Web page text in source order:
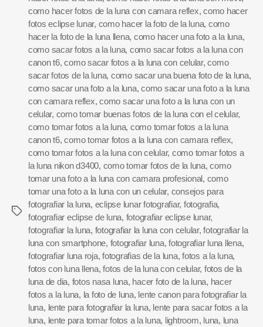
como hacer fotos de la luna con camara reflex,como hacer
fotos eclipse lunar, como hacer la foto de la luna, como
hacer la foto de la luna llena, como hacer una foto a la luna,
como sacar fotos a la luna, como sacar fotos a la luna con
canon t6,como sacar fotos a la luna con celular,como
sacar fotos de la luna, como sacar una buena foto de la luna,
como sacar una foto a la luna,como sacar una foto a la luna
con camara reflex,como sacar una foto a la luna con un
celular, como tomar buenas fotos de la luna con el celular,
como tomar fotos a la luna, como tomar fotos a la luna
canon t6,como tomar fotos a la luna con camara reflex,
como tomar fotos a la luna con celular, como tomar fotos a
la luna nikon d3400, como tomar fotos de la luna,como
tomar una foto a la luna con camara profesional, como
tomar una foto a la luna con un celular, consejos para
fotografiar la luna, eclipse lunar fotografiar, fotografia,
fotografiar eclipse de luna, fotografiar eclipse lunar,
fotografiar la luna, fotografiar la luna con celular,fotografiar la
luna con smartphone, fotografiar luna,fotografiar luna llena,
fotografiar luna roja,fotografias de la luna,fotos a la luna,
fotos con luna llena,fotos de la luna con celular, fotos de la
luna de dia, fotos nasa luna, hacer foto de la luna, hacer
fotos a la luna, la foto de luna, lente canon para fotografiar la
luna, lente para fotografiar la luna, lente para sacar fotos a la
luna, lente para tomar fotos a la luna, lightroom, luna, luna